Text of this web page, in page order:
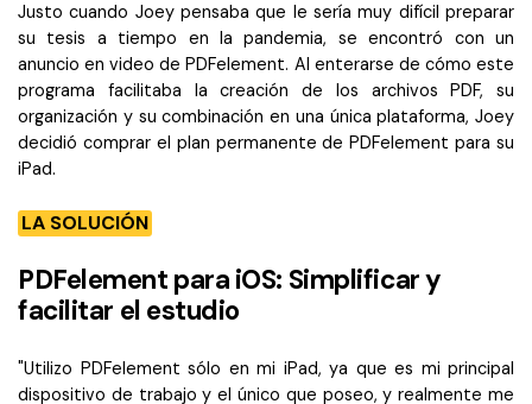
Justo cuando Joey pensaba que le sería muy difícil preparar
su tesis a tiempo en la pandemia, se encontró con un
anuncio en video de PDFelement. Al enterarse de cómo este
programa facilitaba la creación de los archivos PDF, su
organización y su combinación en una única plataforma, Joey
decidió comprar el plan permanente de PDFelement para su
iPad.
LA SOLUCIÓN
PDFelement para iOS: Simplificar y
facilitar el estudio
"Utilizo PDFelement sólo en mi iPad, ya que es mi principal
dispositivo de trabajo y el único que poseo, y realmente me